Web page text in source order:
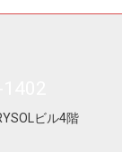
ビル4階